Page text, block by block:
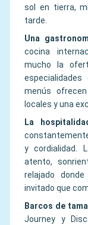
sol en tierra,
tarde.
Una
cocina
mucho la
menús
locales y una
La
y cordialidad.
atento,
relajado
invitado que
Barcos de
Journey y